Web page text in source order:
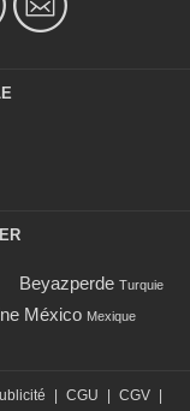
Beyazperde Turquie
México Mexique
CGU CGV